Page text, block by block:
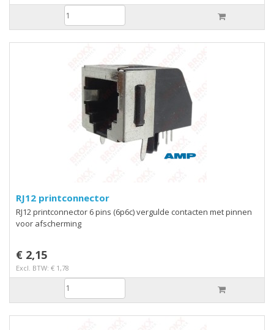
RJ12 printconnector
RJ12 printconnector 6 pins (6p6c) vergulde contacten met pinnen
voor afscherming
€ 2,15
Excl. BTW: € 1,78